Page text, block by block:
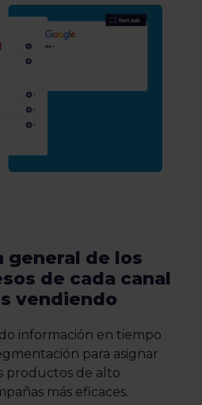
general de los
de cada canal
vendiendo
información en tiempo
para asignar
productos de alto
más eficaces.